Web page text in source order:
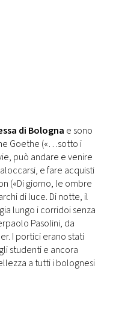
di Bologna e sono
Goethe («…sotto i
può andare e venire
e fare acquisti
(«Di giorno, le ombre
di luce. Di notte, il
lungo i corridoi senza
Pasolini, da
I portici erano stati
studenti e ancora
a tutti i bolognesi